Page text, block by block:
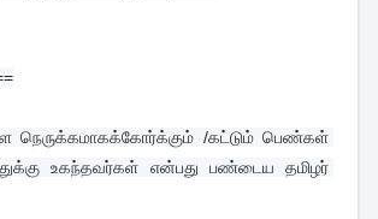
நெருக்கமாகக்கோர்க்கும் /கட்டும் பெண்கள்
உகந்தவர்கள் என்பது பண்டைய தமிழர்